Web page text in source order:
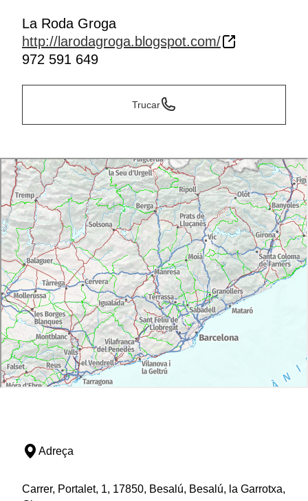
La Roda Groga
http://larodagroga.blogspot.com/
972 591 649
Trucar
Adreça
Carrer, Portalet, 1, 17850, Besalú, Besalú, la Garrotxa,